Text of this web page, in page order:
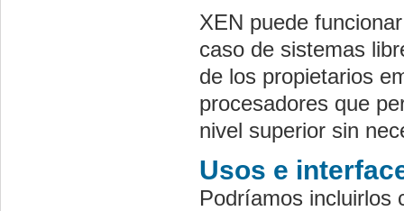
XEN puede
caso de sistemas
de los propietarios
procesadores que
nivel superior sin
Usos e
Podríamos incluirlos